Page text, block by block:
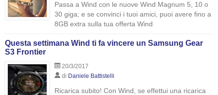
Passa a Wind con le nuove Wind Magnum 5, 10 o
30 giga; e se convinci i tuoi amici, puoi avere fino a
8GB extra sulla tua offerta Wind
Questa settimana Wind ti fa vincere un Samsung Gear
S3 Frontier
20/3/2017
di Daniele Battistelli
Ricarica subito! Con Wind, se effettui una ricarica